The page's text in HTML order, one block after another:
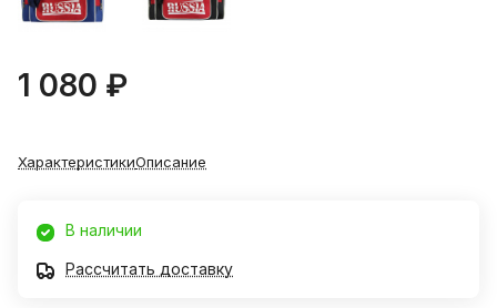
1 080 ₽
ХарактеристикиОписание
В наличии
Рассчитать доставку